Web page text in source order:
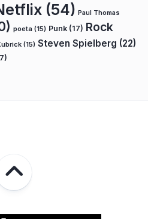
(54) Paul Thomas
poeta (15) Punk (17) Rock
(15) Steven Spielberg (22)